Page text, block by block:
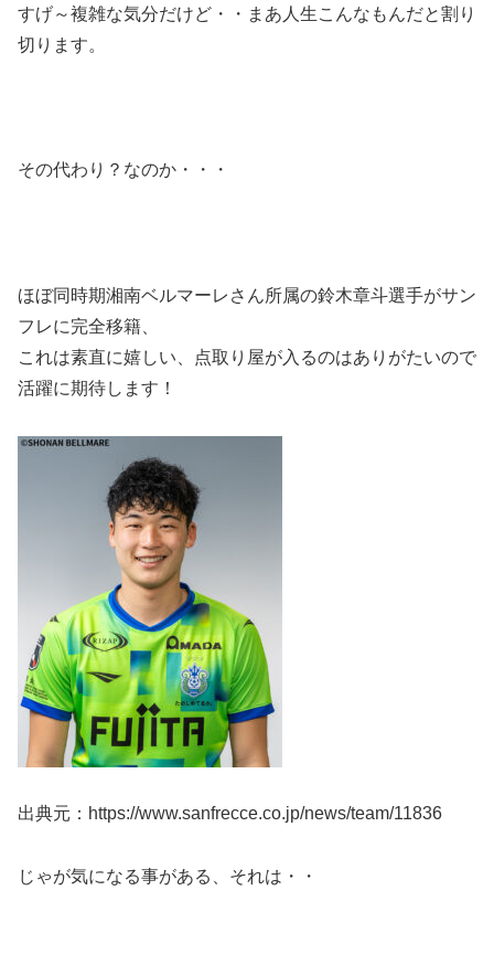
すげ～複雑な気分だけど・・まあ人生こんなもんだと割り
切ります。
その代わり？なのか・・・
ほぼ同時期湘南ベルマーレさん所属の鈴木章斗選手がサン
フレに完全移籍、
これは素直に嬉しい、点取り屋が入るのはありがたいので
活躍に期待します！
出典元：https://www.sanfrecce.co.jp/news/team/11836
じゃが気になる事がある、それは・・